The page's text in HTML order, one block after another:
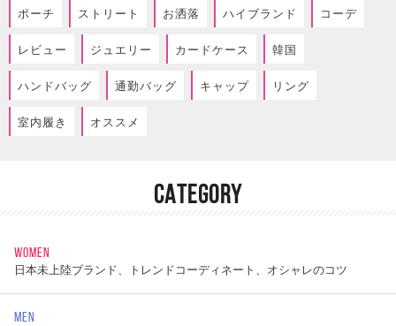
ポーチ ストリート お洒落 ハイブランド コーデ
レビュー ジュエリー カードケース 韓国
ハンドバッグ 通勤バッグ キャップ リング
室内履き オススメ
CATEGORY
WOMEN
日本未上陸ブランド、トレンドコーディネート、オシャレのコツ
MEN